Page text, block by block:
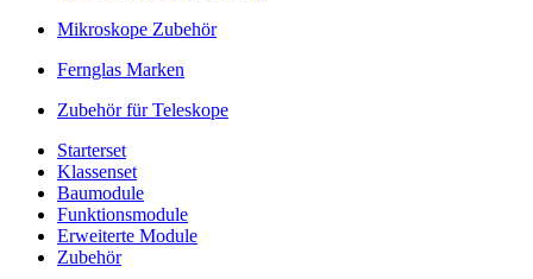
Mikroskope Zubehör
Fernglas Marken
Zubehör für Teleskope
Starterset
Klassenset
Baumodule
Funktionsmodule
Erweiterte Module
Zubehör